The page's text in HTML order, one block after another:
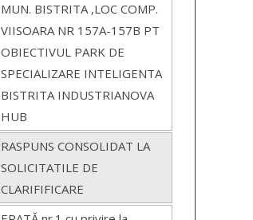
MUN. BISTRITA ,LOC COMP.
VIISOARA NR 157A-157B PT
OBIECTIVUL PARK DE
SPECIALIZARE INTELIGENTA
BISTRITA INDUSTRIANOVA
HUB
RASPUNS CONSOLIDAT LA
SOLICITATILE DE
CLARIFIFICARE